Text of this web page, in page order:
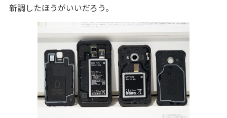
新調したほうがいいだろう。